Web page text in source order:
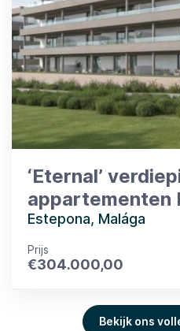
‘Eternal’
appartementen
Estepona, Malága
Prijs
€304.000,00
Bekijk ons